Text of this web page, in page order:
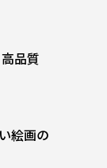
品質
絵画の